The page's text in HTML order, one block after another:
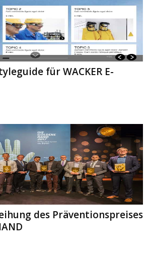
für WACKER E-
des Präventionspreises